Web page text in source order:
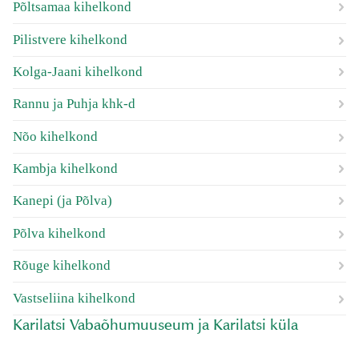
Põltsamaa kihelkond
Pilistvere kihelkond
Kolga-Jaani kihelkond
Rannu ja Puhja khk-d
Nõo kihelkond
Kambja kihelkond
Kanepi (ja Põlva)
Põlva kihelkond
Rõuge kihelkond
Vastseliina kihelkond
Karilatsi Vabaõhumuuseum ja Karilatsi küla